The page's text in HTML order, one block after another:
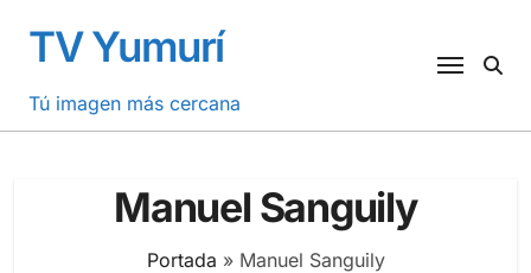
contenido
TV Yumurí
Tú imagen más cercana
Manuel Sanguily
Portada » Manuel Sanguily